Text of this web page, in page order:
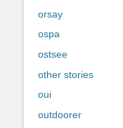
orsay
ospa
ostsee
other stories
oui
outdoorer